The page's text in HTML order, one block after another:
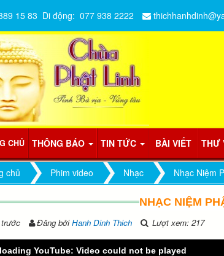
CHỦ THÔNG BÁO TIN TỨC BÀI VIẾT THƯ
15 83 Di động: 077 938 2222
chủ Phim video Nhạc Nhạc Niệm
NHẠC NIỆM
trước Đăng bởiHanh Dinh Thich Lượt xem: 217
YouTube: Video could not be played